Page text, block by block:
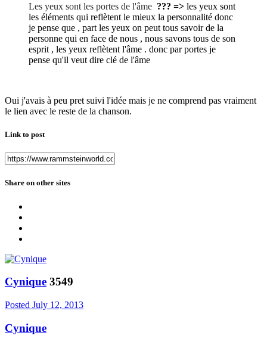
Les yeux sont les portes de l'âme ??? => les yeux sont
les éléments qui reflètent le mieux la personnalité donc
je pense que , part les yeux on peut tous savoir de la
personne qui en face de nous , nous savons tous de son
esprit , les yeux reflètent l'âme . donc par portes je
pense qu'il veut dire clé de l'âme
Oui j'avais à peu pret suivi l'idée mais je ne comprend pas vraiment
le lien avec le reste de la chanson.
Link to post
Share on other sites
Cynique 3549
Posted July 12, 2013
Cynique